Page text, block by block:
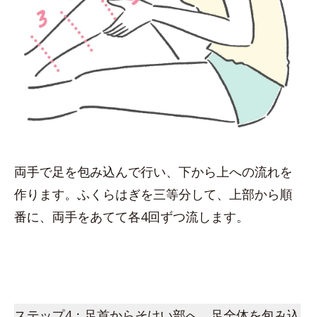
両手で足を包み込んで行い、下から上への流れを
作ります。ふくらはぎを三等分して、上部から順
番に、両手をあてて各4回ずつ流します。